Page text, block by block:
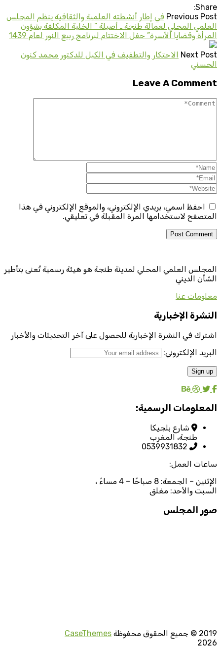
Share:
Previous Post في إطار أنشطته العلمية والثقافية ينظم المجلس
العلمي المحلي لعمالة طنجة ـ أصيلة ” الخلية المكلفة بشؤون
المرأة وقضايا الأسرة” حفل الاختتام لبرنامج ربيع النور لعام 1439
Next Post الاحتكار والتطفيف في الكيل للدكتور محمد كنون
الحسني
Leave A Comment
احفظ اسمي، بريدي الإلكتروني، والموقع الإلكتروني في هذا
المتصفح لاستخدامها المرة المقبلة في تعليقي.
المجلس العلمي المحلي لمدينة طنجة هو هيئة رسمية تُعنى بتأطير
الشأن الديني
معلومات عنا
النشرة الإخبارية
اشترك في النشرة الإخبارية للحصول على آخر التحديثات والأخبار
البريد الإلكتروني:
المعلومات الرسمية:
شارع بلجيكا
طنجة، المغرب
0539931832
ساعات العمل:
الإثنين – الجمعة: 8 صباحًا – 4 مساءً ،
السبت والأحد: مغلق
صور المجلس
2019 © جميع الحقوق محفوظة CaseThemes
2026